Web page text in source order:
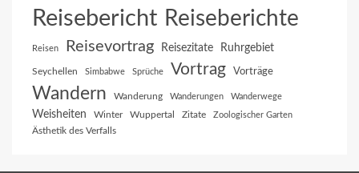
Reisebericht Reiseberichte
Reisen Reisevortrag Reisezitate Ruhrgebiet
Seychellen Simbabwe Sprüche Vortrag Vorträge
Wandern Wanderung Wanderungen Wanderwege
Weisheiten Winter Wuppertal Zitate Zoologischer Garten
Ästhetik des Verfalls